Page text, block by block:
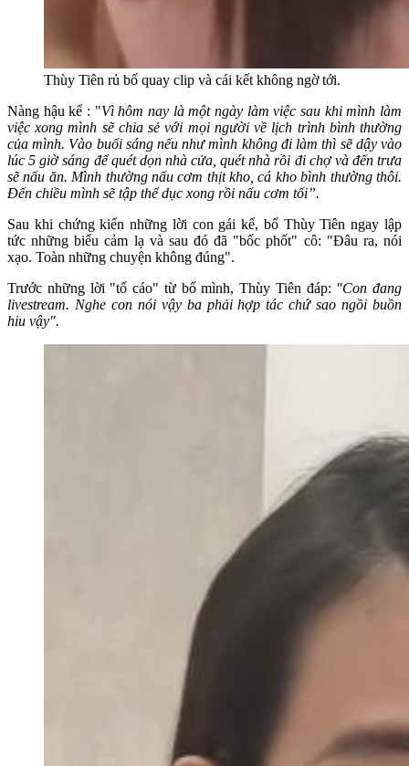
Thùy Tiên rủ bố quay clip và cái kết không ngờ tới.
Nàng hậu kể : "Vì hôm nay là một ngày làm việc sau khi mình làm
việc xong mình sẽ chia sẻ với mọi người về lịch trình bình thường
của mình. Vào buổi sáng nếu như mình không đi làm thì sẽ dậy vào
lúc 5 giờ sáng để quét dọn nhà cửa, quét nhà rồi đi chợ và đến trưa
sẽ nấu ăn. Mình thường nấu cơm thịt kho, cá kho bình thường thôi.
Đến chiều mình sẽ tập thể dục xong rồi nấu cơm tối”.
Sau khi chứng kiến những lời con gái kể, bố Thùy Tiên ngay lập
tức những biểu cảm lạ và sau đó đã "bốc phốt" cô: "Đâu ra, nói
xạo. Toàn những chuyện không đúng".
Trước những lời "tố cáo" từ bố mình, Thùy Tiên đáp: "Con đang
livestream. Nghe con nói vậy ba phải hợp tác chứ sao ngồi buồn
hiu vậy".